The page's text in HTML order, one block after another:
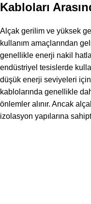
Kabloları
Alçak gerilim ve yüksek
kullanım amaçlarından
genellikle enerji nakil
endüstriyel tesislerde
düşük enerji seviyeleri için
kablolarında genellikle
önlemler alınır. Ancak
izolasyon yapılarına